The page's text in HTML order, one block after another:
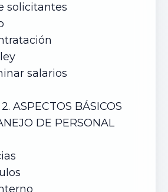
solicitantes
salarios
ASPECTOS BÁSICOS
DE PERSONAL